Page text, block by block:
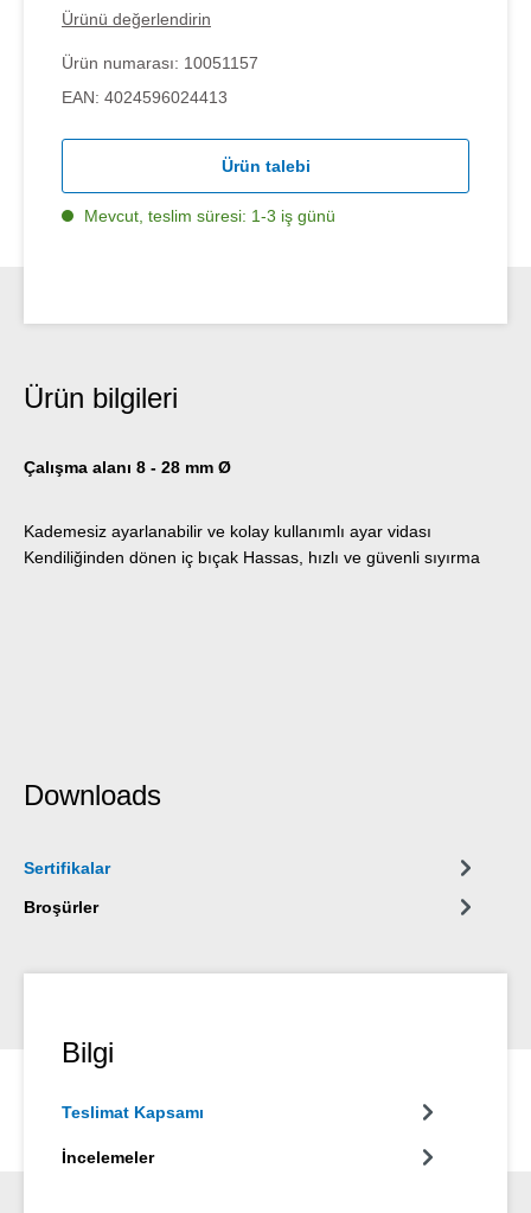
Ürünü değerlendirin
Ürün numarası: 10051157
EAN: 4024596024413
Ürün talebi
Mevcut, teslim süresi: 1-3 iş günü
Ürün bilgileri
Çalışma alanı 8 - 28 mm Ø
Kademesiz ayarlanabilir ve kolay kullanımlı ayar vidası
Kendiliğinden dönen iç bıçak Hassas, hızlı ve güvenli sıyırma
Downloads
Sertifikalar
Broşürler
Bilgi
Teslimat Kapsamı
İncelemeler